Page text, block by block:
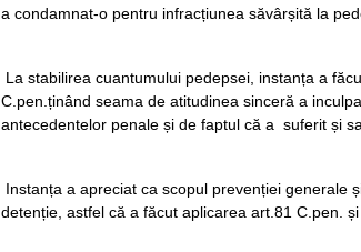
a condamnat-o pentru infracțiunea săvârșită la
La stabilirea cuantumului pedepsei, instanța a
C.pen.ținând seama de atitudinea sinceră a
antecedentelor penale și de faptul că a suferit și
Instanța a apreciat ca scopul prevenției generale
detenție, astfel că a făcut aplicarea art.81 C.pen.